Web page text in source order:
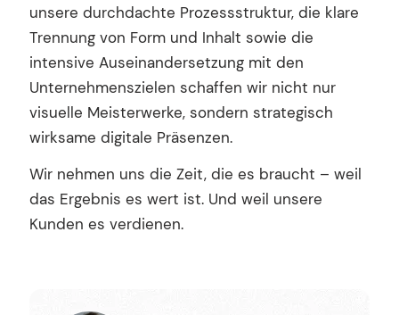
unsere durchdachte Prozessstruktur, die klare
Trennung von Form und Inhalt sowie die
intensive Auseinandersetzung mit den
Unternehmenszielen schaffen wir nicht nur
visuelle Meisterwerke, sondern strategisch
wirksame digitale Präsenzen.
Wir nehmen uns die Zeit, die es braucht – weil
das Ergebnis es wert ist. Und weil unsere
Kunden es verdienen.